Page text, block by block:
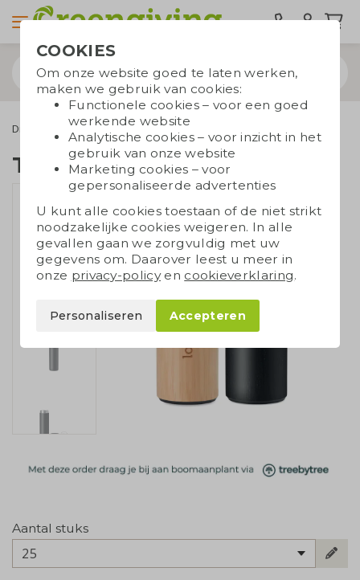
Drinkwaren Bamboe flessen Thermosfles bamboe
Thermosfles bamboe
Aantal stuks
25
COOKIES
Om onze website goed te laten werken,
maken we gebruik van cookies:
Functionele cookies – voor een goed
werkende website
Analytische cookies – voor inzicht in het
gebruik van onze website
Marketing cookies – voor
gepersonaliseerde advertenties
U kunt alle cookies toestaan of de niet strikt
noodzakelijke cookies weigeren. In alle
gevallen gaan we zorgvuldig met uw
gegevens om. Daarover leest u meer in
onze privacy-policyen cookieverklaring.
Personaliseren Accepteren